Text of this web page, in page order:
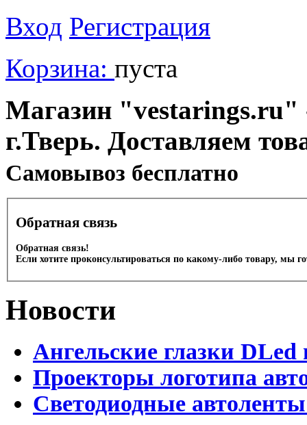
Вход Регистрация
Корзина: пуста
Магазин "vestarings.ru"
г.Тверь. Доставляем
Cамовывоз бесплатно
Обратная связь
Обратная связь!
Если хотите проконсультироваться по какому-либо товару, мы
Новости
Ангельские глазки DLed
Проекторы логотипа
Светодиодные